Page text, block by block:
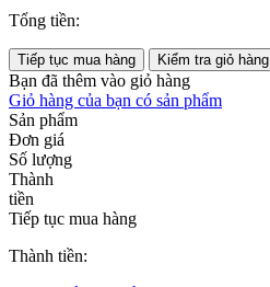
Tổng tiền:
Tiếp tục mua hàng Kiểm tra giỏ hàng
Bạn đã thêm vào giỏ hàng
Giỏ hàng của bạn có sản phẩm
Sản phẩm
Đơn giá
Số lượng
Thành
tiền
Tiếp tục mua hàng
Thành tiền: